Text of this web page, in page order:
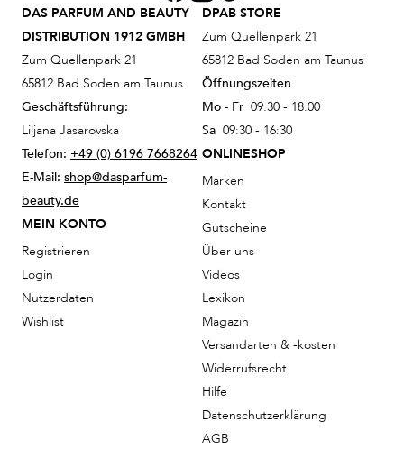
DAS PARFUM AND BEAUTY
DISTRIBUTION 1912 GMBH
Zum Quellenpark 21
65812 Bad Soden am Taunus
Geschäftsführung:
Liljana Jasarovska
Telefon: +49 (0) 6196 7668264
E-Mail: shop@dasparfum-
beauty.de
MEIN KONTO
Registrieren
Login
Nutzerdaten
Wishlist
DPAB STORE
Zum Quellenpark 21
65812 Bad Soden am Taunus
Öffnungszeiten
Mo - Fr 09:30 - 18:00
Sa 09:30 - 16:30
ONLINESHOP
Marken
Kontakt
Gutscheine
Über uns
Videos
Lexikon
Magazin
Versandarten & -kosten
Widerrufsrecht
Hilfe
Datenschutzerklärung
AGB